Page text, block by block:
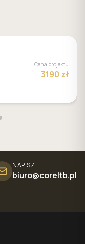
Cena projektu
3190 zł
NAPISZ
biuro@coreltb.pl